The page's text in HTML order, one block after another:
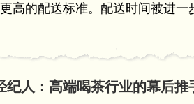
高的配送标准。配送时间被进一
纪人：高端喝茶行业的幕后推